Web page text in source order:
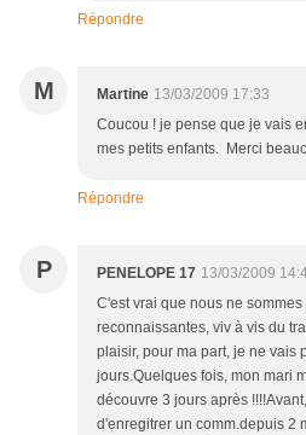
Répondre
M Martine 13/03/2009 17:33
Coucou ! je pense que je vais
mes petits enfants. Merci
Répondre
P PENELOPE 17 13/03/2009
C'est vrai que nous ne
reconnaissantes, viv à vis du
plaisir, pour ma part, je ne vais
jours.Quelques fois, mon mari
découvre 3 jours après
d'enregitrer un comm.depuis 2